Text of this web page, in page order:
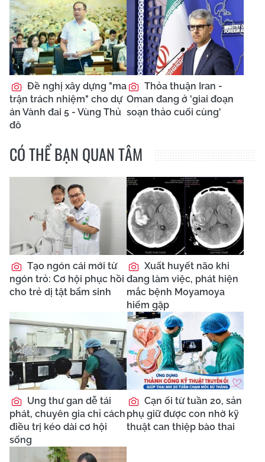
Đề nghị xây dựng "ma
trận trách nhiệm" cho dự
án Vành đai 5 - Vùng Thủ
đô
Thỏa thuận Iran -
Oman đang ở 'giai đoạn
soạn thảo cuối cùng'
CÓ THỂ BẠN QUAN TÂM
Tạo ngón cái mới từ
ngón trỏ: Cơ hội phục hồi
cho trẻ dị tật bẩm sinh
Xuất huyết não khi
đang làm việc, phát hiện
mắc bệnh Moyamoya
hiếm gặp
Ung thư gan dễ tái
phát, chuyên gia chỉ cách
điều trị kéo dài cơ hội
sống
Cạn ối từ tuần 20, sản
phụ giữ được con nhờ kỹ
thuật can thiệp bào thai